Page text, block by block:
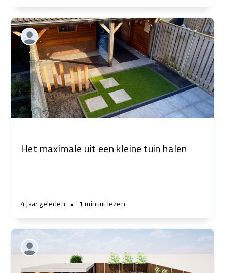
Het maximale uit een kleine tuin halen
4 jaar geleden • 1 minuut lezen